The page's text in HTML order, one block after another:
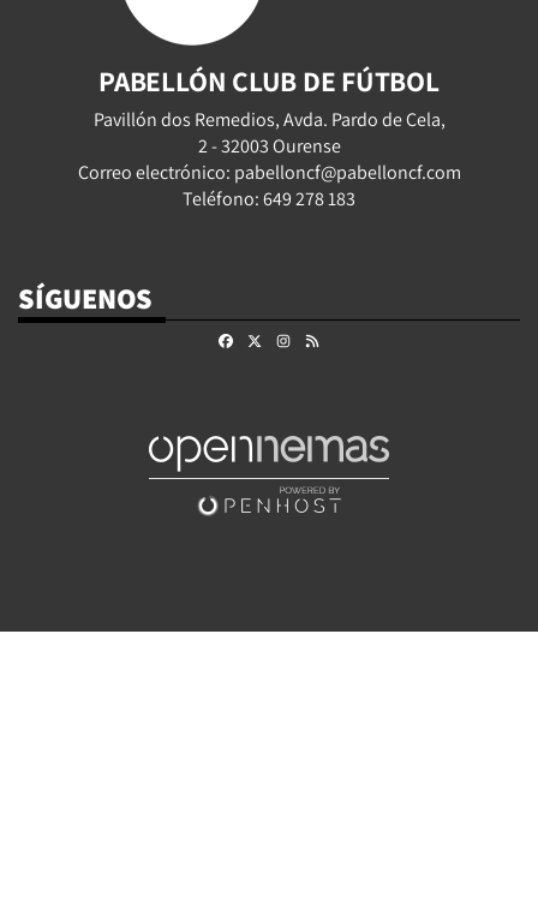
PABELLÓN CLUB DE FÚTBOL
Pavillón dos Remedios, Avda. Pardo de Cela,
2 - 32003 Ourense
Correo electrónico: pabelloncf@pabelloncf.com
Teléfono: 649 278 183
SÍGUENOS
FacebookInstagram